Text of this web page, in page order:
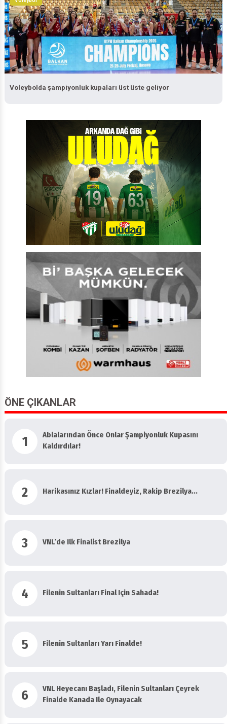
Voleybol
Voleybolda şampiyonluk kupaları üst üste geliyor
ÖNE ÇIKANLAR
1
Ablalarından Önce Onlar Şampiyonluk Kupasını
2 Harikasınız Kızlar! Finaldeyiz, Rakip Brezilya...
3 VNL’de Ilk Finalist Brezilya
4 Filenin Sultanları Final Için Sahada!
5
6
VNL Heyecanı Başladı, Filenin Sultanları Çeyrek
Finalde Kanada Ile Oynayacak